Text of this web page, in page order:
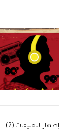
‫إظهار التعليقات (2)